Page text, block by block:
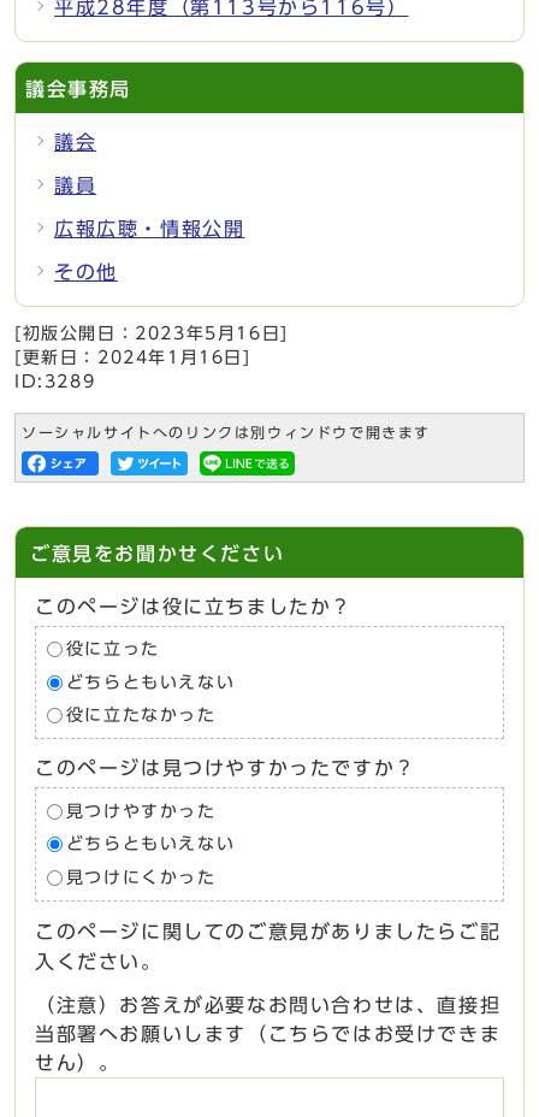
平成28年度（第113号から116号）
議会事務局
議会
議員
広報広聴・情報公開
その他
[初版公開日： 2023年5月16日
[更新日： 2024年1月16日
ID:3289
ソーシャルサイトへのリンクは別ウィンドウで開きます
ご意見をお聞かせください
このページは役に立ちましたか？
役に立った
どちらともいえない
役に立たなかった
このページは見つけやすかったですか？
見つけやすかった
どちらともいえない
見つけにくかった
このページに関してのご意見がありましたらご記
入ください。
（注意）お答えが必要なお問い合わせは、直接担
当部署へお願いします（こちらではお受けできま
せん）。